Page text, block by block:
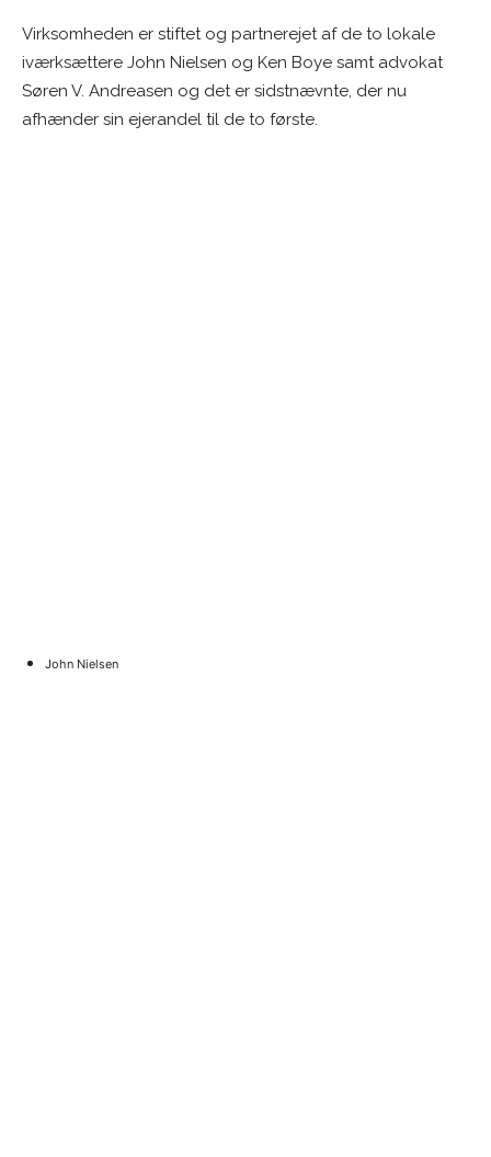
Virksomheden er stiftet og partnerejet af de to lokale
iværksættere John Nielsen og Ken Boye samt advokat
Søren V. Andreasen og det er sidstnævnte, der nu
afhænder sin ejerandel til de to første.
John Nielsen